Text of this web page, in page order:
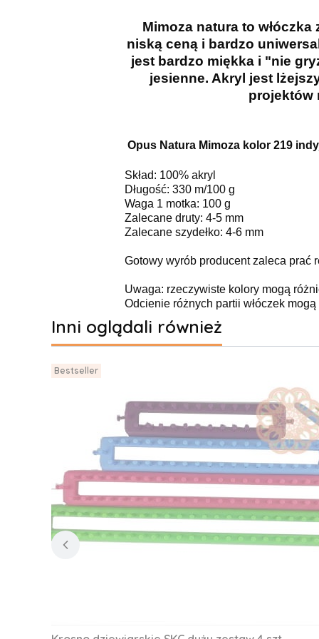
Mimoza natura to
niską ceną i bardzo
jest bardzo miękka i "nie
jesienne. Akryl jest
projektów
Opus Natura Mimoza kolor 219
Skład: 100% akryl
Długość: 330 m/100 g
Waga 1 motka: 100 g
Zalecane druty: 4-5 mm
Zalecane szydełko: 4-6 mm
Gotowy wyrób producent zaleca prać
Uwaga: rzeczywiste kolory mogą
Odcienie różnych partii włóczek
Inni oglądali również
Bestseller